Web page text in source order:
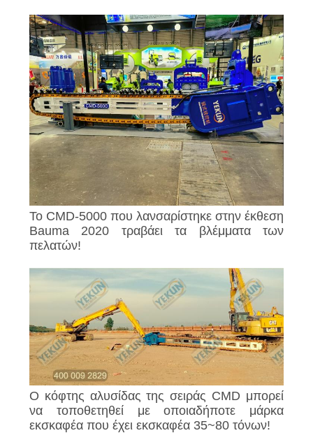
Το CMD-5000 που λανσαρίστηκε στην έκθεση
Bauma 2020 τραβάει τα βλέμματα των
πελατών!
Ο κόφτης αλυσίδας της σειράς CMD μπορεί
να τοποθετηθεί με οποιαδήποτε μάρκα
εκσκαφέα που έχει εκσκαφέα 35~80 τόνων!